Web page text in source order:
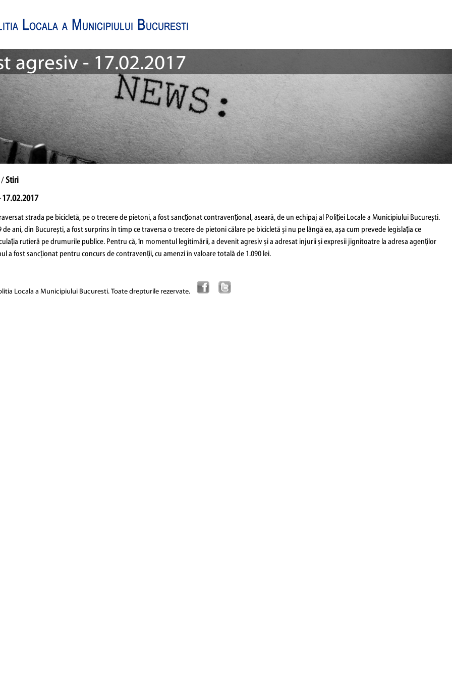
agresiv - 17.02.2017
/Stiri
strada pe bicicletă, pe o trecere de pietoni, a fost sancționat contravențional, aseară, de un echipaj al Poliției Locale a Municipiului București.
de ani, din București, a fost surprins în timp ce traversa o trecere de pietoni călare pe bicicletă și nu pe lângă ea, așa cum prevede legislația ce
rutieră pe drumurile publice. Pentru că, în momentul legitimării, a devenit agresiv și a adresat injurii și expresii jignitoatre la adresa agenților
a fost sancționat pentru concurs de contravenții, cu amenzi în valoare totală de 1.090 lei.
Locala a Municipiului Bucuresti. Toate drepturile rezervate.